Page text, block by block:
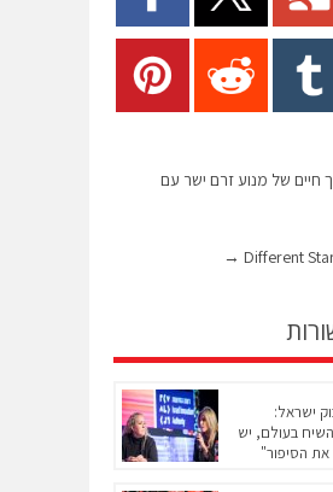
חיים של מנוע זרם ישר עם
Different
→
ישראל:
בעולם, יש
הסיפור"